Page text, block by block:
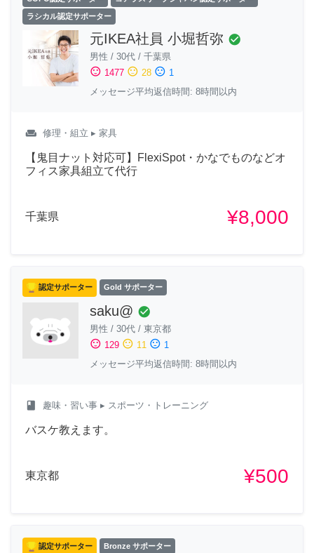
ラシカル認定サポーター
元IKEA社員 小堀哲弥 check_circle
男性 / 30代 / 千葉県
sentiment_satisfied 1477 sentiment_neutral 28 sentiment_dissatisfied 1
メッセージ平均返信時間: 8時間以内
weekend 修理・組立 ▸ 家具
【鬼目ナット対応可】FlexiSpot・かなでものなどオ
フィス家具組立て代行
千葉県 ¥8,000
認定サポーター Gold サポーター
saku@ check_circle
男性 / 30代 / 東京都
sentiment_satisfied 129 sentiment_neutral 11 sentiment_dissatisfied 1
メッセージ平均返信時間: 8時間以内
class 趣味・習い事 ▸ スポーツ・トレーニング
バスケ教えます。
東京都 ¥500
認定サポーター Bronze サポーター